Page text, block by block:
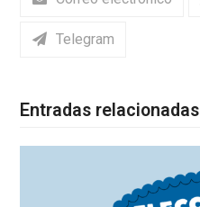
Telegram
Entradas relacionadas